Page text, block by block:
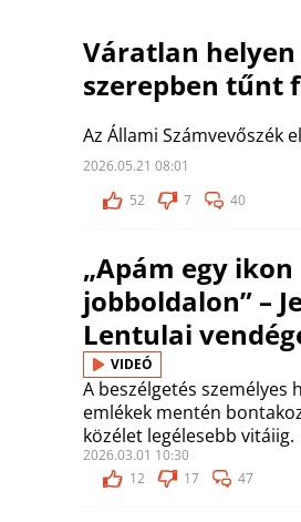
Váratlan
szerepben tűnt
Az Állami Számvevőszék
2026.05.21 08:01
52
7 40
„Apám egy
jobboldalon” –
Lentulai
VIDEÓ
A beszélgetés személyes
emlékek mentén
közélet legélesebb vitáiig.
2026.03.01 10:30
12
17 47